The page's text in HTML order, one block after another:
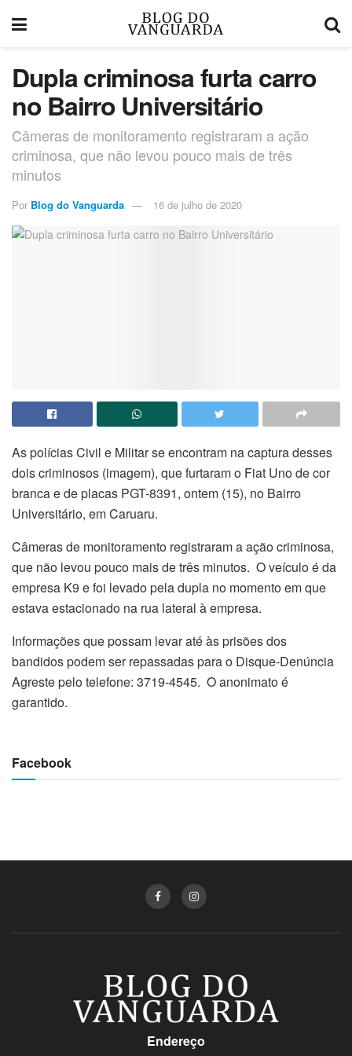
Dupla criminosa furta carro
no Bairro Universitário
Câmeras de monitoramento registraram a ação
criminosa, que não levou pouco mais de três
minutos
Por Blog do Vanguarda 16 de julho de 2020
As polícias Civil e Militar se encontram na captura desses
dois criminosos (imagem), que furtaram o Fiat Uno de cor
branca e de placas PGT-8391, ontem (15), no Bairro
Universitário, em Caruaru.
Câmeras de monitoramento registraram a ação criminosa,
que não levou pouco mais de três minutos. O veículo é da
empresa K9 e foi levado pela dupla no momento em que
estava estacionado na rua lateral à empresa.
Informações que possam levar até às prisões dos
bandidos podem ser repassadas para o Disque-Denúncia
Agreste pelo telefone: 3719-4545. O anonimato é
garantido.
Facebook
Endereço